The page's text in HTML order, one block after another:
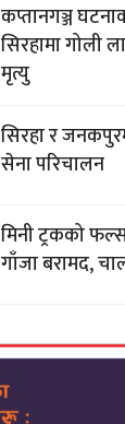
कप्तानगञ्ज
सिरहामा गोली
मृत्यु
सिरहा र
सेना परिचालन
मिनी ट्रकको
गाँजा बरामद,